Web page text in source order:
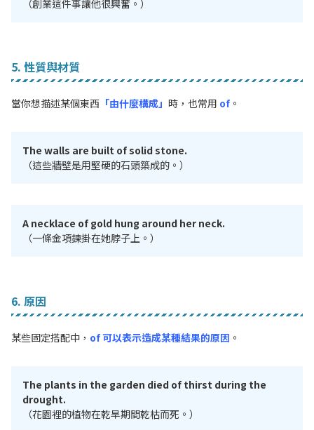
（創業這件事讓他很興奮。）
5. 性質與材質
當你想描述某個東西 「由什麼構成」 時，也常用 of 。
The walls are built of solid stone.
（這些牆壁是用堅硬的石頭築成的。）
A necklace of gold hung around her neck.
（一條金項鍊掛在她脖子上。）
6. 原因
某些固定搭配中， of 可以表示造成某種結果的原因 。
The plants in the garden died of thirst during the
drought.
（花園裡的植物在乾旱期間乾枯而死。）